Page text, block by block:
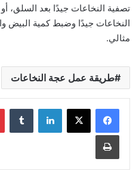
تصفية النخاعات جيدًا بعد السلق،
النخاعات جيدًا وضبط كمية البيض
مثالي.
طريقة عمل عجة النخاعات
لينكدإن
طباعة